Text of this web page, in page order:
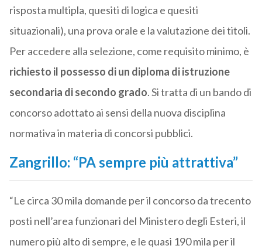
risposta multipla, quesiti di logica e quesiti
situazionali), una prova orale e la valutazione dei titoli.
Per accedere alla selezione, come requisito minimo, è
richiesto il possesso di un diploma di istruzione
secondaria di secondo grado. Si tratta di un bando di
concorso adottato ai sensi della nuova disciplina
normativa in materia di concorsi pubblici.
Zangrillo: “PA sempre più attrattiva”
“Le circa 30 mila domande per il concorso da trecento
posti nell’area funzionari del Ministero degli Esteri, il
numero più alto di sempre, e le quasi 190 mila per il